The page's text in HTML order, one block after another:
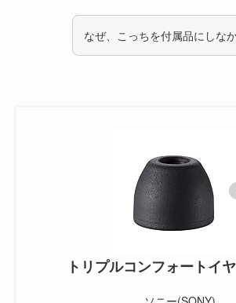
なぜ、こっちを付属品にしな
トリプルコンフォートイ